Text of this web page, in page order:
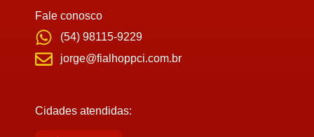
Fale conosco
(54) 98115-9229
jorge@fialhoppci.com.br
Cidades atendidas: